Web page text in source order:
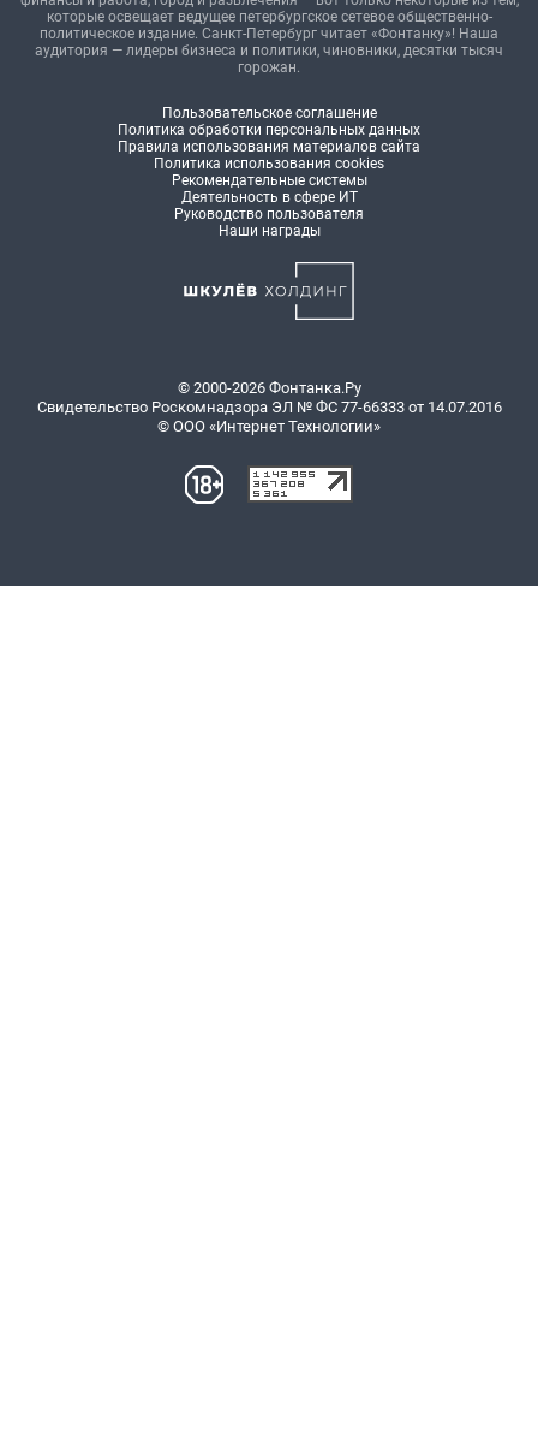
которые освещает ведущее петербургское сетевое общественно-
политическое издание. Санкт-Петербург читает «Фонтанку»! Наша
аудитория — лидеры бизнеса и политики, чиновники, десятки тысяч
горожан.
Пользовательское соглашение
Политика обработки персональных данных
Правила использования материалов сайта
Политика использования cookies
Рекомендательные системы
Деятельность в сфере ИТ
Руководство пользователя
Наши награды
© 2000-2026 Фонтанка.Ру
Свидетельство Роскомнадзора ЭЛ № ФС 77-66333 от 14.07.2016
© ООО «Интернет Технологии»